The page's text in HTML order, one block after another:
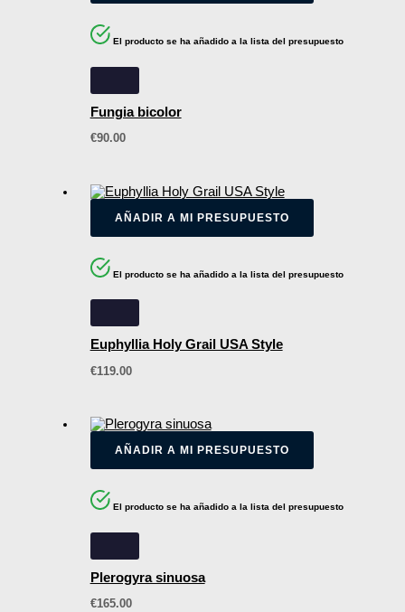
El producto se ha añadido a la lista del presupuesto
Fungia bicolor
€90.00
AÑADIR A MI PRESUPUESTO
El producto se ha añadido a la lista del presupuesto
Euphyllia Holy Grail USA Style
€119.00
AÑADIR A MI PRESUPUESTO
El producto se ha añadido a la lista del presupuesto
Plerogyra sinuosa
€165.00